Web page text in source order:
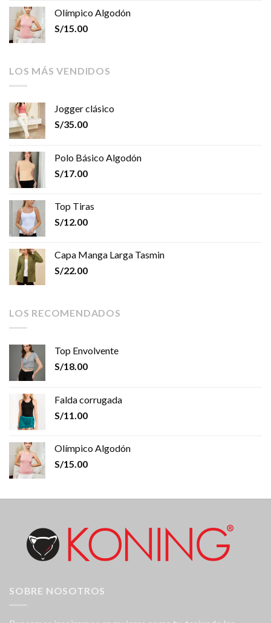
Olímpico Algodón
S/15.00
LOS MÁS VENDIDOS
Jogger clásico
S/35.00
Polo Básico Algodón
S/17.00
Top Tiras
S/12.00
Capa Manga Larga Tasmin
S/22.00
LOS RECOMENDADOS
Top Envolvente
S/18.00
Falda corrugada
S/11.00
Olímpico Algodón
S/15.00
SOBRE NOSOTROS